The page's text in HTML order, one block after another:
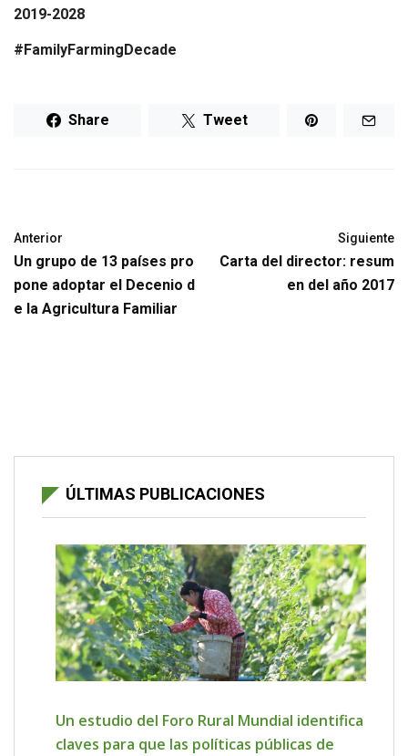
2019-2028
#FamilyFarmingDecade
Share Tweet
Anterior
Un grupo de 13 países pro
pone adoptar el Decenio d
e la Agricultura Familiar
Siguiente
Carta del director: resum
en del año 2017
ÚLTIMAS PUBLICACIONES
Un estudio del Foro Rural Mundial identifica
claves para que las políticas públicas de